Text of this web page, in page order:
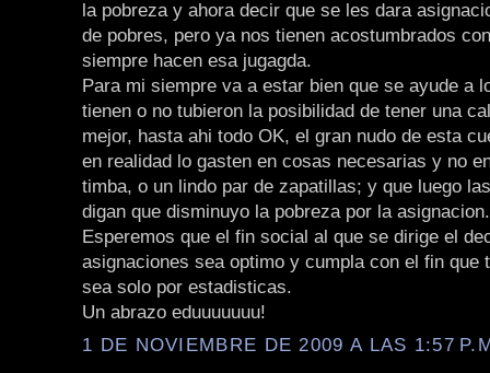
la pobreza y ahora decir que se les dara
de pobres, pero ya nos tienen acostumbrados
siempre hacen esa jugagda.
Para mi siempre va a estar bien que se ayude a
tienen o no tubieron la posibilidad de tener una
mejor, hasta ahi todo OK, el gran nudo de esta
en realidad lo gasten en cosas necesarias y no
timba, o un lindo par de zapatillas; y que luego
digan que disminuyo la pobreza por la asignacion.
Esperemos que el fin social al que se dirige el
asignaciones sea optimo y cumpla con el fin que
sea solo por estadisticas.
Un abrazo eduuuuuuu!
1 DE NOVIEMBRE DE 2009 A LAS 1:57